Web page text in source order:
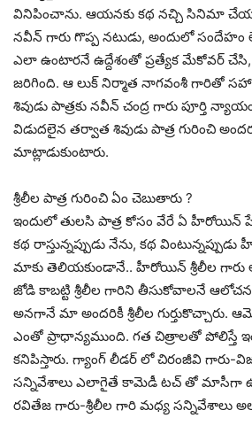
వినిపించాను. ఆయనకు కథ నచ్చి సినిమా
నవీన్ గారు గొప్ప నటుడు, అందులో
ఎలా ఉంటారనే ఉద్దేశంతో ప్రత్యేక మేకోవర్
జరిగింది. ఆ లుక్ నిర్మాత నాగవంశీ గారితో సహా
శివుడు పాత్రకు నవీన్ చంద్ర గారు పూర్తి
విడుదలైన తర్వాత శివుడు పాత్ర గురించి
మాట్లాడుకుంటారు.
శ్రీలీల పాత్ర గురించి ఏం చెబుతారు ?
ఇందులో తులసి పాత్ర కోసం వేరే ఏ హీరోయిన్
కథ రాస్తున్నప్పుడు నేను, కథ
మాకు తెలియకుండానే.. హీరోయిన్ శ్రీలీల గారు
జోడి కాబట్టి శ్రీలీల గారిని తీసుకోవాలనే ఆలోచన
అనగానే మా అందరికీ శ్రీలీల గుర్తుకొచ్చారు.
ఎంతో ప్రాధాన్యముంది. గత చిత్రాలతో పోలిస్తే
కనిపిస్తారు. గ్యాంగ్ లీడర్ లో చిరంజీవి
సన్నివేశాలు ఎలాగైతే కామెడీ టచ్ తో మాసీగా
రవితేజ గారు-శ్రీలీల గారి మధ్య సన్నివేశాలు